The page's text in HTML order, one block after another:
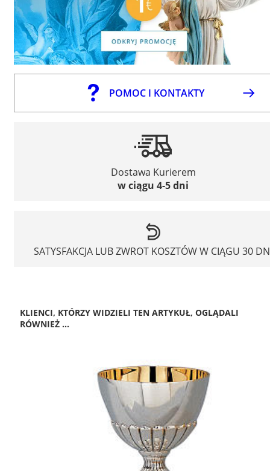
POMOC I KONTAKTY
Dostawa Kurierem
w ciągu 4-5 dni
SATYSFAKCJA LUB ZWROT KOSZTÓW W CIĄGU 30
KLIENCI, KTÓRZY WIDZIELI TEN ARTYKUŁ, OGLĄDALI
RÓWNIEŻ ...